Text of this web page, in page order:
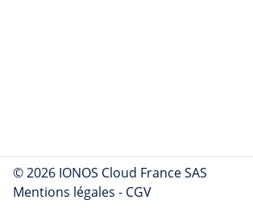
© 2026 IONOS Cloud France SAS
Mentions légales - CGV